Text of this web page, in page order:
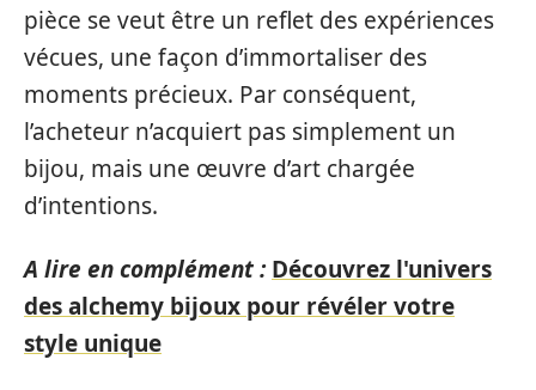
pièce se veut être un reflet des expériences
vécues, une façon d’immortaliser des
moments précieux. Par conséquent,
l’acheteur n’acquiert pas simplement un
bijou, mais une œuvre d’art chargée
d’intentions.
A lire en complément : Découvrez l'univers
des alchemy bijoux pour révéler votre
style unique